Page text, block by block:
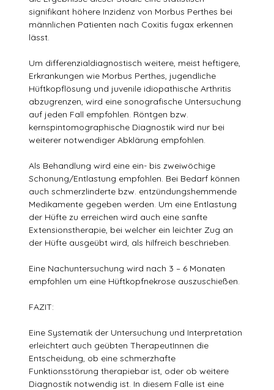
signifikant höhere Inzidenz von Morbus Perthes bei
männlichen Patienten nach Coxitis fugax erkennen
lässt.
Um differenzialdiagnostisch weitere, meist heftigere,
Erkrankungen wie Morbus Perthes, jugendliche
Hüftkopflösung und juvenile idiopathische Arthritis
abzugrenzen, wird eine sonografische Untersuchung
auf jeden Fall empfohlen. Röntgen bzw.
kernspintomographische Diagnostik wird nur bei
weiterer notwendiger Abklärung empfohlen.
Als Behandlung wird eine ein- bis zweiwöchige
Schonung/Entlastung empfohlen. Bei Bedarf können
auch schmerzlinderte bzw. entzündungshemmende
Medikamente gegeben werden. Um eine Entlastung
der Hüfte zu erreichen wird auch eine sanfte
Extensionstherapie, bei welcher ein leichter Zug an
der Hüfte ausgeübt wird, als hilfreich beschrieben.
Eine Nachuntersuchung wird nach 3 – 6 Monaten
empfohlen um eine Hüftkopfnekrose auszuschießen.
FAZIT:
Eine Systematik der Untersuchung und Interpretation
erleichtert auch geübten TherapeutInnen die
Entscheidung, ob eine schmerzhafte
Funktionsstörung therapiebar ist, oder ob weitere
Diagnostik notwendig ist. In diesem Falle ist eine